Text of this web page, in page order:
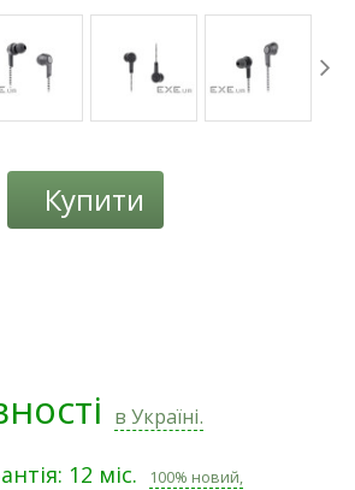
Купити
в Україні.
12 міс.
100% новий,